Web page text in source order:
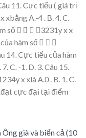
11.Cực tiểu ( giá trị
xxbằngA.-4 . B.4.C.
số    3231yxx
ủa hàm số   
14.Cực tiểu của hàm
7.C. -1. D. 3.Câu 15.
xxlà A.0 . B. 1.C.
đạt cực đại tại điểm
già và biển cả (10